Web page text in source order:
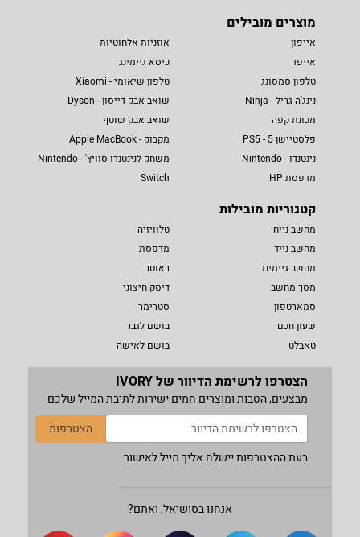
מוצרים מובילים
אייפון
אייפד
טלפון סמסונג
נינג'ה גריל - Ninja
מכונת קפה
פלסטיישן 5 - PS5
נינטנדו - Nintendo
מדפסת HP
אוזניות אלחוטיות
כיסא גיימינג
טלפון שיאומי - Xiaomi
שואב אבק דייסון - Dyson
שואב אבק שוטף
מקבוק - Apple MacBook
משחק לנינטנדו סוויץ' - Nintendo
Switch
קטגוריות מובילות
מחשב נייח
מחשב נייד
מחשב גיימינג
מסך מחשב
סמארטפון
שעון חכם
טאבלט
טלוויזיה
מדפסת
ראוטר
דיסק חיצוני
סטרימר
בושם לגבר
בושם לאישה
הצטרפו לרשימת הדיוור של IVORY
מבצעים, הטבות ומוצרים חמים ישירות לתיבת המייל שלכם
הצטרפות
בעת ההצטרפות יישלח אליך מייל לאישור
אנחנו בסושיאל, ואתם?